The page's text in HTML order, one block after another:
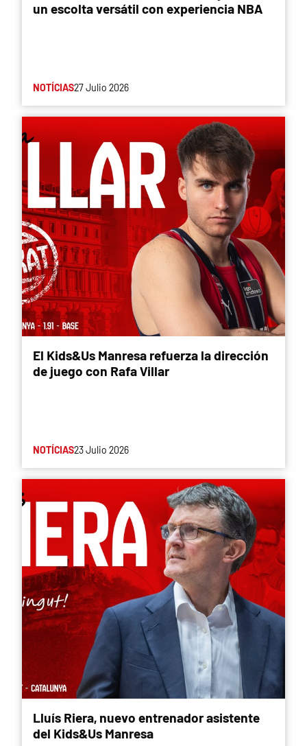
un escolta versátil con experiencia NBA
NOTÍCIAS27 Julio 2026
El Kids&Us Manresa refuerza la dirección
de juego con Rafa Villar
NOTÍCIAS23 Julio 2026
Lluís Riera, nuevo entrenador asistente
del Kids&Us Manresa